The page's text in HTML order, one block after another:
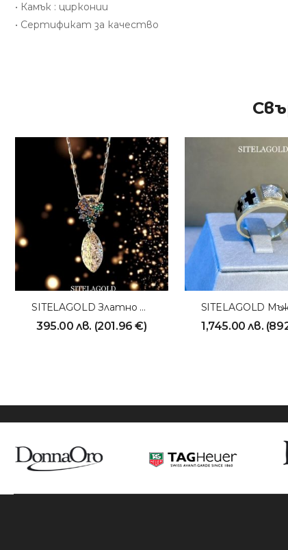
• Камък : цирконии
• Сертификат за качество
SITELAGOLD Златно Колие 231016
395.00лв. (201.96€) 1,745.00лв. (